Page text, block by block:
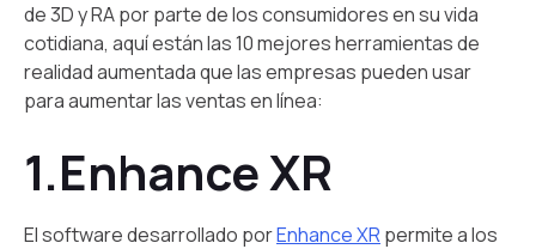
de 3D y RA por parte de los consumidores en su vida
cotidiana, aquí están las 10 mejores herramientas de
realidad aumentada que las empresas pueden usar
para aumentar las ventas en línea:
1.Enhance XR
El software desarrollado porEnhance XR permite a los